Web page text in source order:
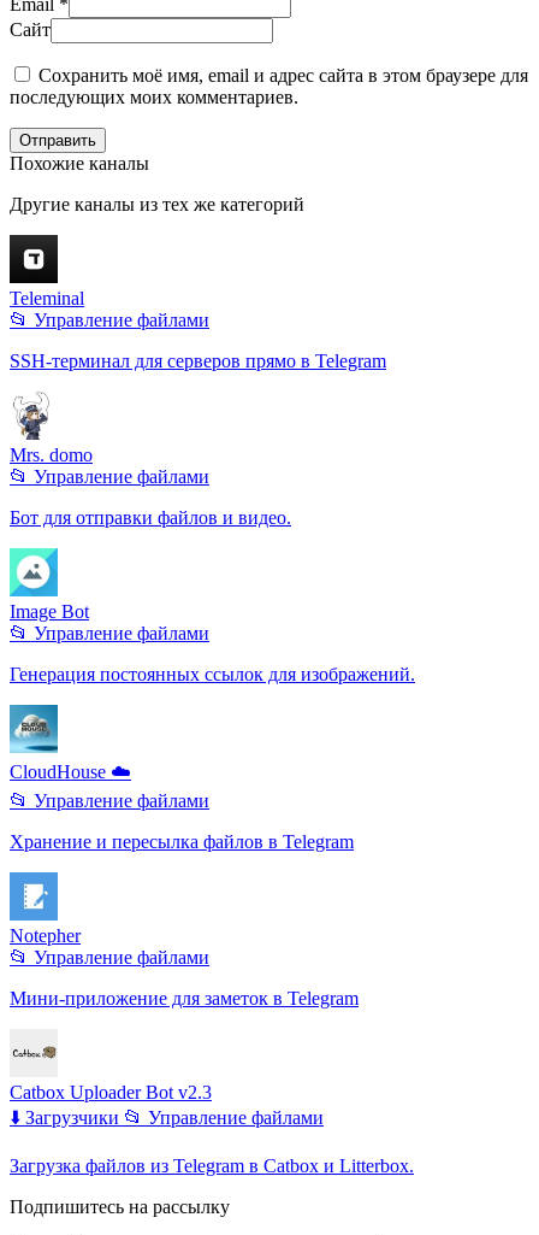
Сайт
Сохранить моё имя, email и адрес сайта в этом браузере для
последующих моих комментариев.
Отправить
Похожие каналы
Другие каналы из тех же категорий
Teleminal
📂 Управление файлами
SSH-терминал для серверов прямо в Telegram
Mrs. domo
📂 Управление файлами
Бот для отправки файлов и видео.
Image Bot
📂 Управление файлами
Генерация постоянных ссылок для изображений.
CloudHouse ☁️
📂 Управление файлами
Хранение и пересылка файлов в Telegram
Notepher
📂 Управление файлами
Мини-приложение для заметок в Telegram
Catbox Uploader Bot v2.3
⬇️ Загрузчики 📂 Управление файлами
Загрузка файлов из Telegram в Catbox и Litterbox.
Подпишитесь на рассылку